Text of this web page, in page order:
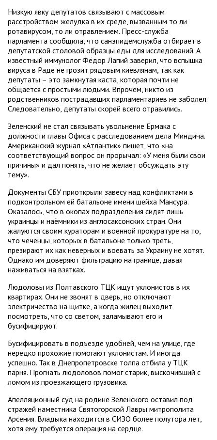
Низкую явку депутатов связывают с массовым
расстройством желудка в их среде, вызванным то ли
ротавирусом, то ли отравлением. Пресс-служба
парламента сообщила, что санэпидемслужба отбирает в
депутатской столовой образцы еды для исследований. А
известный иммунолог Фёдор Лапий заверил, что вспышка
вируса в Раде не грозит рядовым киевлянам, так как
депутаты – это замкнутая каста, которая почти не
общается с простыми людьми. Впрочем, никто из
родственников пострадавших парламентариев не заболел.
Следовательно, депутаты скорей всего отравились.
Зеленский не стал связывать увольнение Ермака с
должности главы Офиса с расследованием дела Миндича.
Американский журнал «Атлантик» пишет, что «на
соответствующий вопрос он прорычал: «У меня были свои
причины» и дал понять, что не желает обсуждать эту
тему».
Документы СБУ приоткрыли завесу над конфликтами в
подконтрольном ей батальоне имени шейха Мансура.
Оказалось, что в окопах подразделения сидят лишь
украинцы и наёмники из англосаксонских стран. Они
жалуются своим кураторам и военной прокуратуре на то,
что чеченцы, которых в батальоне только треть,
презирают их как неверных и воевать за Украину не хотят.
Однако им доверяют фильтрацию на границе, давая
наживаться на взятках.
Людоловы из Полтавского ТЦК ищут уклонистов в их
квартирах. Они не звонят в дверь, но отключают
электричество на щитке, а когда жилец выходит
посмотреть, что со светом, заламывают его и
бусифицируют.
Бусифицировать в подъезде удобней, чем на улице, где
нередко прохожие помогают уклонистам. И иногда
успешно. Так в Днепропетровске толпа отбила у ТЦК
парня. Прогнать людоловов помог старик, выскочивший с
ломом из проезжающего грузовика.
Апелляционный суд на родине Зеленского оставил под
стражей наместника Святогорской Лавры митрополита
Арсения. Владыка находится в СИЗО более полутора лет,
хотя ему требуется операция на сердце.